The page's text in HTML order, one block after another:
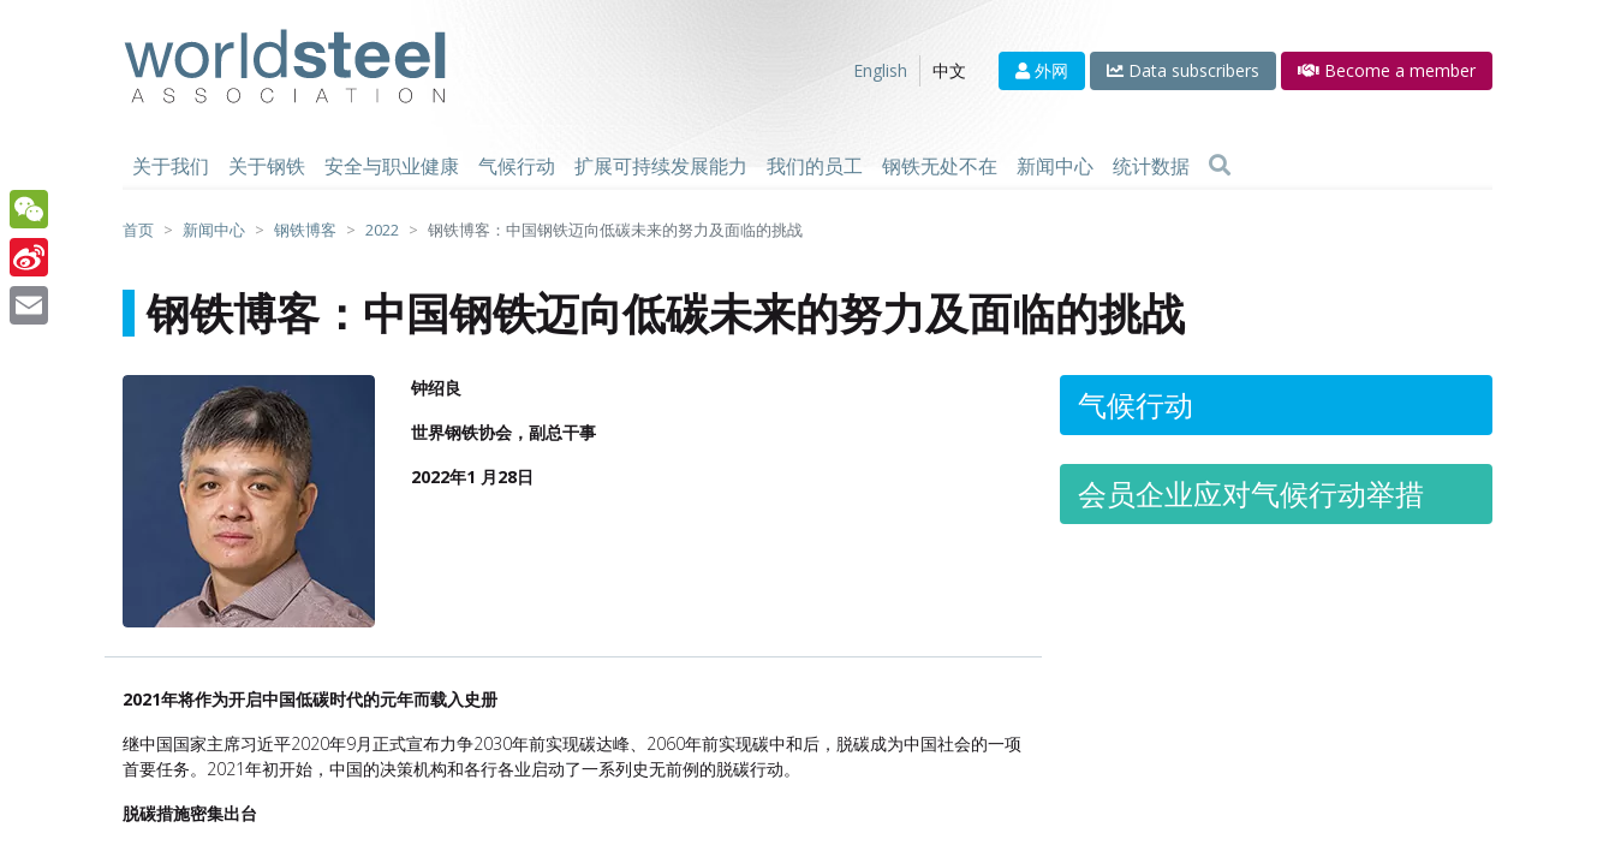
English
中文 外网 Data subscribers Become a member
关于我们 关于钢铁 安全与职业健康 气候行动 扩展可持续发展能力 我们的员工 钢铁无处不在 新闻中心 统计数据
首页 新闻中心 钢铁博客 2022 钢铁博客：中国钢铁迈向低碳未来的努力及面临的挑战
钢铁博客：中国钢铁迈向低碳未来的努力及面临的挑战
钟绍良
世界钢铁协会，副总干事
2022年1 月28日
2021年将作为开启中国低碳时代的元年而载入史册
继中国国家主席习近平2020年9月正式宣布力争2030年前实现碳达峰、2060年前实现碳中和后，脱碳成为中国社会的一项
首要任务。2021年初开始，中国的决策机构和各行各业启动了一系列史无前例的脱碳行动。
脱碳措施密集出台
气候行动
会员企业应对气候行动举措
WeChat
Sina